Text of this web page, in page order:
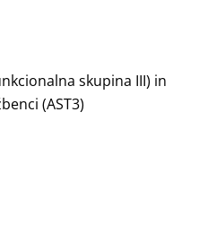
skupina III) in
(AST3)